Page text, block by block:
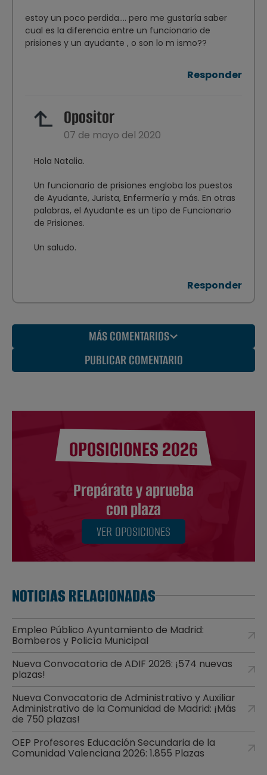
estoy un poco perdida.... pero me gustaría saber
cual es la diferencia entre un funcionario de
prisiones y un ayudante , o son lo m ismo??
Responder
Opositor
07 de mayo del 2020
Hola Natalia.
Un funcionario de prisiones engloba los puestos
de Ayudante, Jurista, Enfermería y más. En otras
palabras, el Ayudante es un tipo de Funcionario
de Prisiones.
Un saludo.
Responder
MÁS COMENTARIOS
PUBLICAR COMENTARIO
OPOSICIONES 2026
Prepárate y aprueba
con plaza
VER OPOSICIONES
NOTICIAS RELACIONADAS
Empleo Público Ayuntamiento de Madrid:
Bomberos y Policía Municipal
Nueva Convocatoria de ADIF 2026: ¡574 nuevas
plazas!
Nueva Convocatoria de Administrativo y Auxiliar
Administrativo de la Comunidad de Madrid: ¡Más
de 750 plazas!
OEP Profesores Educación Secundaria de la
Comunidad Valenciana 2026: 1.855 Plazas